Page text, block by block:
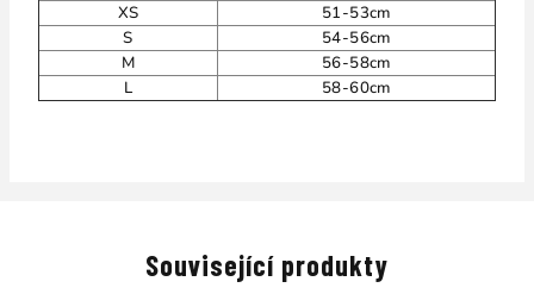
XS
51-53cm
S
54-56cm
M
56-58cm
L
58-60cm
Související produkty